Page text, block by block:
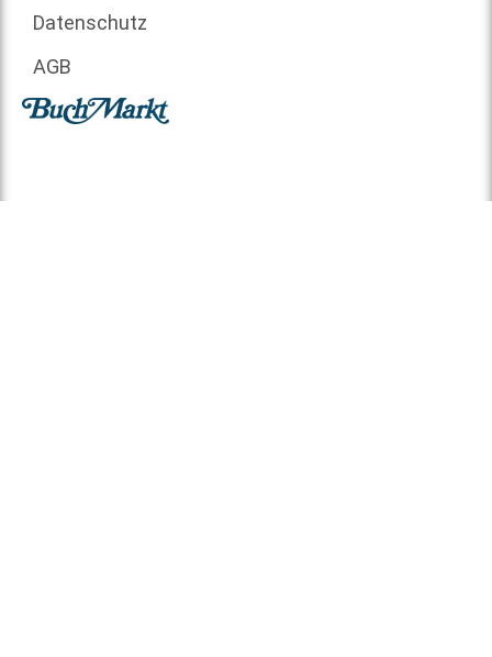
Datenschutz
AGB